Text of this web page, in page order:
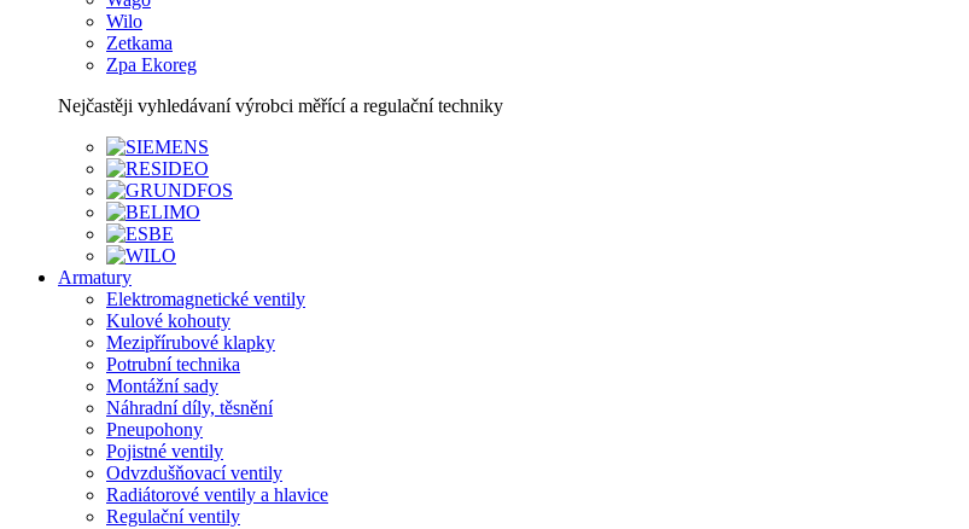
Wilo
Zetkama
Zpa Ekoreg
Nejčastěji vyhledávaní výrobci měřící a regulační techniky
Armatury
Elektromagnetické ventily
Kulové kohouty
Mezipřírubové klapky
Potrubní technika
Montážní sady
Náhradní díly, těsnění
Pneupohony
Pojistné ventily
Odvzdušňovací ventily
Radiátorové ventily a hlavice
Regulační ventily